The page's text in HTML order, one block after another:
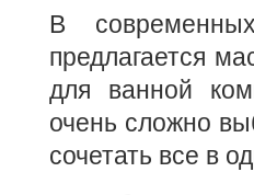
В
предлагается
для ванной
очень сложно
сочетать все в